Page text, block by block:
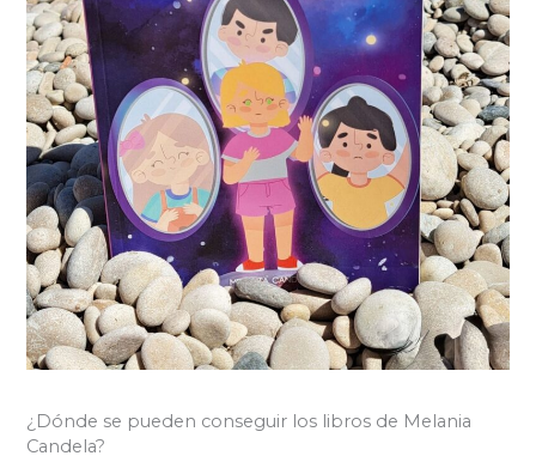
¿Dónde se pueden conseguir los libros de Melania
Candela?